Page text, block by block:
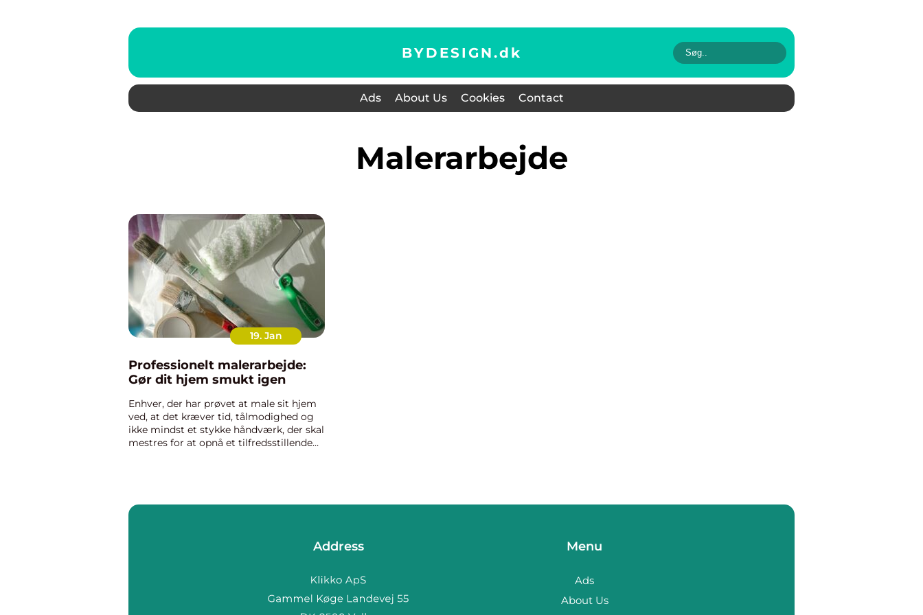
BYDESIGN.dk
Ads About Us Cookies Contact
malerarbejde
19. Jan
Professionelt malerarbejde:
Gør dit hjem smukt igen
Enhver, der har prøvet at male sit hjem
ved, at det kræver tid, tålmodighed og
ikke mindst et stykke håndværk, der skal
mestres for at opnå et tilfredsstillende
Address Menu
Ads
About Us